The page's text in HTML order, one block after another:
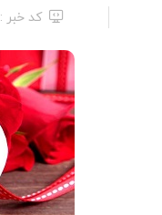
کد خبر : 22219